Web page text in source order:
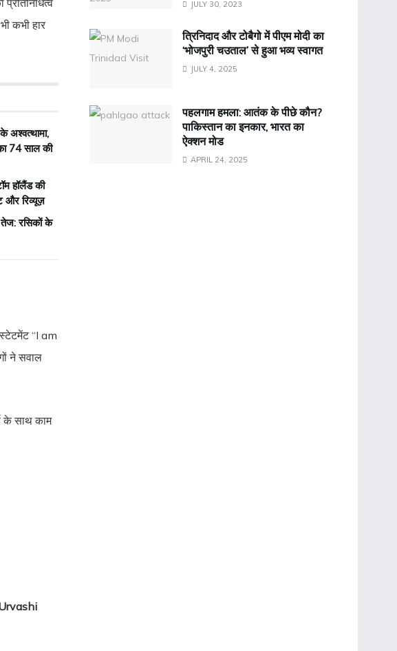
कभी हार
74 साल की
हॉलैंड की
और रिव्यूज़
रसिकों के
“I am
ने सवाल
के साथ काम
JULY 30, 2023
त्रिनिदाद और टोबैगो में पीएम मोदी का
‘भोजपुरी चउताल’ से हुआ भव्य स्वागत
JULY 4, 2025
पहलगाम हमला: आतंक के पीछे कौन?
पाकिस्तान का इनकार, भारत का
ऐक्शन मोड
APRIL 24, 2025